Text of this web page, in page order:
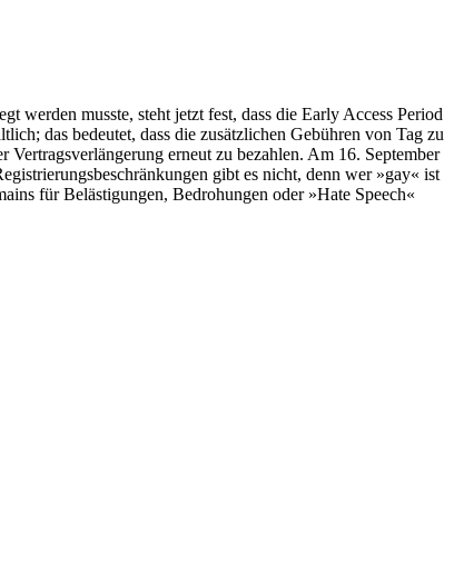
musste, steht jetzt fest, dass die Early Access Period
das bedeutet, dass die zusätzlichen Gebühren von Tag zu
erneut zu bezahlen. Am 16. September
gibt es nicht, denn wer »gay« ist
für Belästigungen, Bedrohungen oder »Hate Speech«